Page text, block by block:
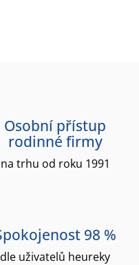
Osobní přístup
rodinné firmy
na trhu od roku 1991
98 %
dle uživatelů heureky